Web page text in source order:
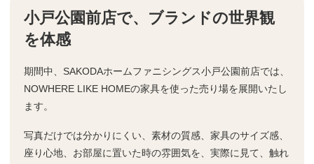
小戸公園前店で、ブランドの世界観
を体感
期間中、SAKODAホームファニシングス小戸公園前店では、
NOWHERE LIKE HOMEの家具を使った売り場を展開いたし
ます。
写真だけでは分かりにくい、素材の質感、家具のサイズ感、
座り心地、お部屋に置いた時の雰囲気を、実際に見て、触れ